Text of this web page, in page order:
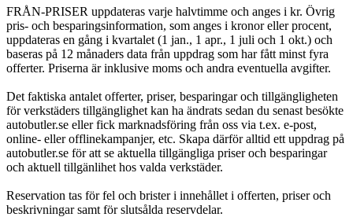
FRÅN-PRISER uppdateras varje halvtimme och anges i kr. Övrig
pris- och besparingsinformation, som anges i kronor eller procent,
uppdateras en gång i kvartalet (1 jan., 1 apr., 1 juli och 1 okt.) och
baseras på 12 månaders data från uppdrag som har fått minst fyra
offerter. Priserna är inklusive moms och andra eventuella avgifter.
Det faktiska antalet offerter, priser, besparingar och tillgängligheten
för verkstäders tillgänglighet kan ha ändrats sedan du senast besökte
autobutler.se eller fick marknadsföring från oss via t.ex. e-post,
online- eller offlinekampanjer, etc. Skapa därför alltid ett uppdrag på
autobutler.se för att se aktuella tillgängliga priser och besparingar
och aktuell tillgänlihet hos valda verkstäder.
Reservation tas för fel och brister i innehållet i offerten, priser och
beskrivningar samt för slutsålda reservdelar.